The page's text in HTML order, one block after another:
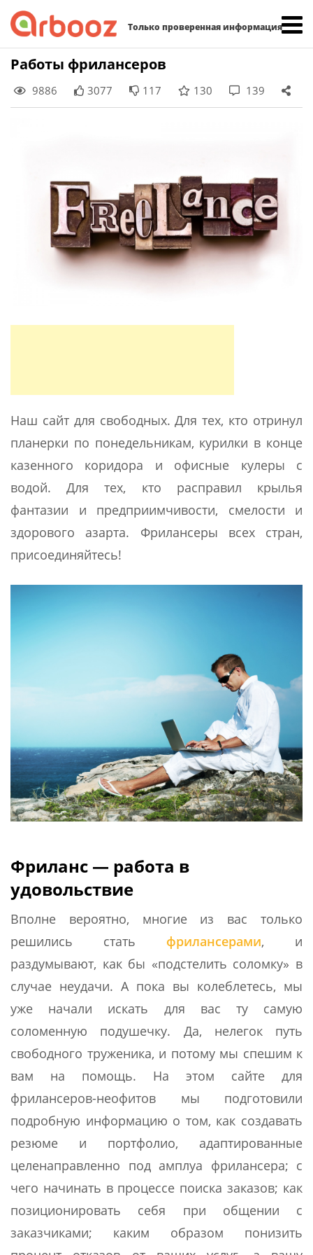
Только проверенная информация
Skip
content
Работы фрилансеров
9886 3077 117 130 139
Наш сайт для свободных. Для тех, кто отринул
планерки по понедельникам, курилки в конце
казенного коридора и офисные кулеры с
водой. Для тех, кто расправил крылья
фантазии и предприимчивости, смелости и
здорового азарта. Фрилансеры всех стран,
присоединяйтесь!
Фриланс — работа в
удовольствие
Вполне вероятно, многие из вас только
решились стать фрилансерами, и
раздумывают, как бы «подстелить соломку» в
случае неудачи. А пока вы колеблетесь, мы
уже начали искать для вас ту самую
соломенную подушечку. Да, нелегок путь
свободного труженика, и потому мы спешим к
вам на помощь. На этом сайте для
фрилансеров-неофитов мы подготовили
подробную информацию о том, как создавать
резюме и портфолио, адаптированные
целенаправленно под амплуа фрилансера; с
чего начинать в процессе поиска заказов; как
позиционировать себя при общении с
заказчиками; каким образом понизить
Найти: